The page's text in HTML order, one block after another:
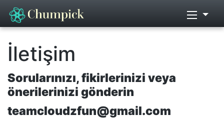
İletişim
Sorularınızı, fikirlerinizi veya
önerilerinizi gönderin
teamcloudzfun@gmail.com